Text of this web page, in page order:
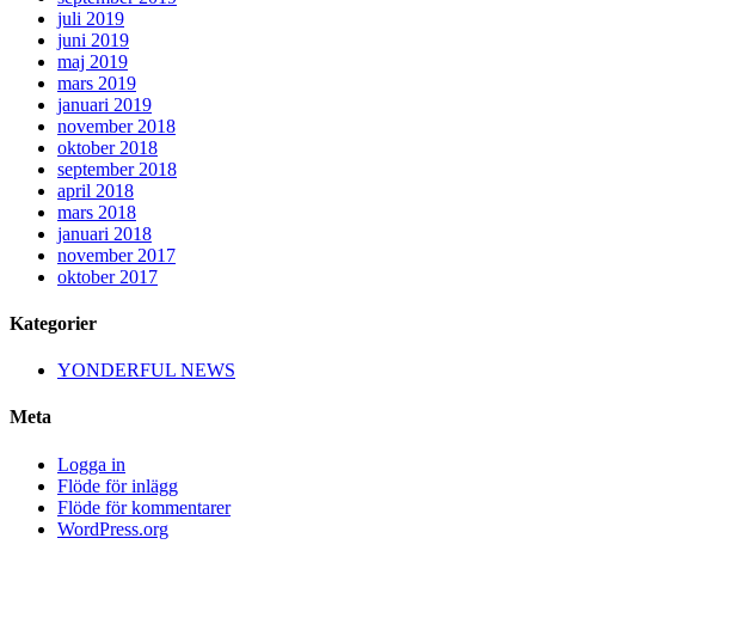
juli 2019
juni 2019
maj 2019
mars 2019
januari 2019
november 2018
oktober 2018
september 2018
april 2018
mars 2018
januari 2018
november 2017
oktober 2017
Kategorier
YONDERFUL NEWS
Meta
Logga in
Flöde för inlägg
Flöde för kommentarer
WordPress.org